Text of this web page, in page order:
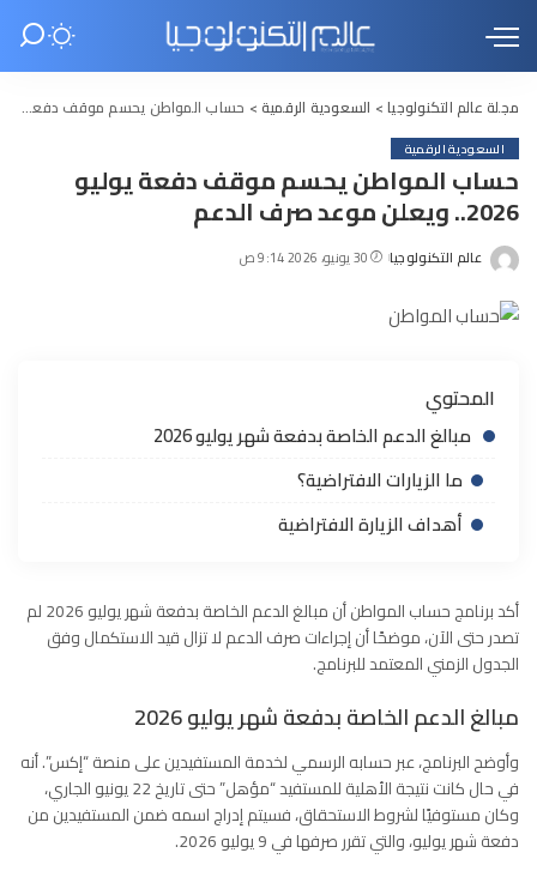
مجلة عالم التكنولوجيا> السعودية الرقمية > حساب المواطن يحسم موقف دفعة يوليو 2026.. ويعلن موعد صرف الدعم
السعودية الرقمية
حساب المواطن يحسم موقف دفعة يوليو
2026.. ويعلن موعد صرف الدعم
Posted
عالم التكنولوجيا 30 يونيو، 2026 9:14 ص
المحتوي
مبالغ الدعم الخاصة بدفعة شهر يوليو 2026
ما الزيارات الافتراضية؟
أهداف الزيارة الافتراضية
أكد برنامج حساب المواطن أن مبالغ الدعم الخاصة بدفعة شهر يوليو 2026 لم
تصدر حتى الآن، موضحًا أن إجراءات صرف الدعم لا تزال قيد الاستكمال وفق
الجدول الزمني المعتمد للبرنامج.
مبالغ الدعم الخاصة بدفعة شهر يوليو 2026
وأوضح البرنامج، عبر حسابه الرسمي لخدمة المستفيدين على منصة “إكس”. أنه
في حال كانت نتيجة الأهلية للمستفيد “مؤهل” حتى تاريخ 22 يونيو الجاري،
وكان مستوفيًا لشروط الاستحقاق، فسيتم إدراج اسمه ضمن المستفيدين من
دفعة شهر يوليو، والتي تقرر صرفها في 9 يوليو 2026.